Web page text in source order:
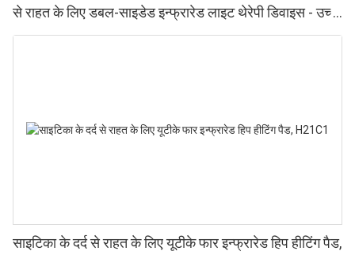
से राहत के लिए डबल-साइडेड इन्फ्रारेड लाइट थेरेपी डिवाइस - उच्च
प्रदर्शन वाले 660 850nm LED, 4 चिप्स इन 1, घर पर रेड लाइट
साइटिका के दर्द से राहत के लिए यूटीके फार इन्फ्रारेड हिप हीटिंग पैड,